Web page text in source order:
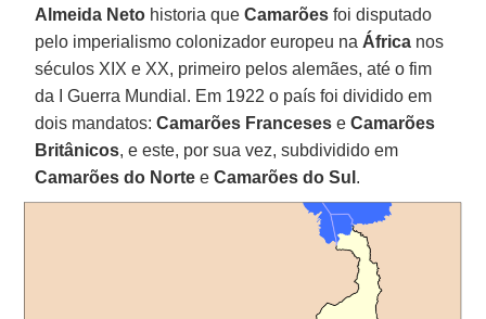
Almeida Neto historia queCamarões foi disputado
pelo imperialismo colonizador europeu na África nos
séculos XIX e XX, primeiro pelos alemães, até o fim
da I Guerra Mundial. Em 1922 o país foi dividido em
dois mandatos: Camarões Francesese Camarões
Britânicos, e este, por sua vez, subdividido em
Camarões do Norte eCamarões do Sul .